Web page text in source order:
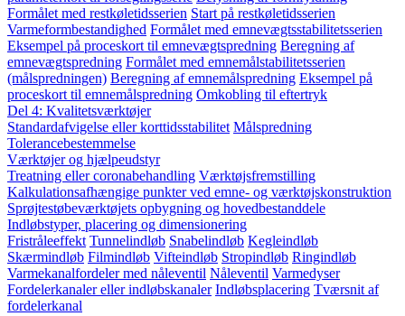
Formålet med restkøletidsserien Start på restkøletidsserien
Varmeformbestandighed Formålet med emnevægtsstabilitetsserien
Eksempel på proceskort til emnevægtspredning Beregning af
emnevægtspredning Formålet med emnemålstabilitetsserien
(målspredningen) Beregning af emnemålspredning Eksempel på
proceskort til emnemålspredning Omkobling til eftertryk
Del 4: Kvalitetsværktøjer
Standardafvigelse eller korttidsstabilitet Målspredning
Tolerancebestemmelse
Værktøjer og hjælpeudstyr
Treatning eller coronabehandling Værktøjsfremstilling
Kalkulationsafhængige punkter ved emne- og værktøjskonstruktion
Sprøjtestøbeværktøjets opbygning og hovedbestanddele
Indløbstyper, placering og dimensionering
Fristråleeffekt Tunnelindløb Snabelindløb Kegleindløb
Skærmindløb Filmindløb Vifteindløb Stropindløb Ringindløb
Varmekanalfordeler med nåleventil Nåleventil Varmedyser
Fordelerkanaler eller indløbskanaler Indløbsplacering Tværsnit af
fordelerkanal